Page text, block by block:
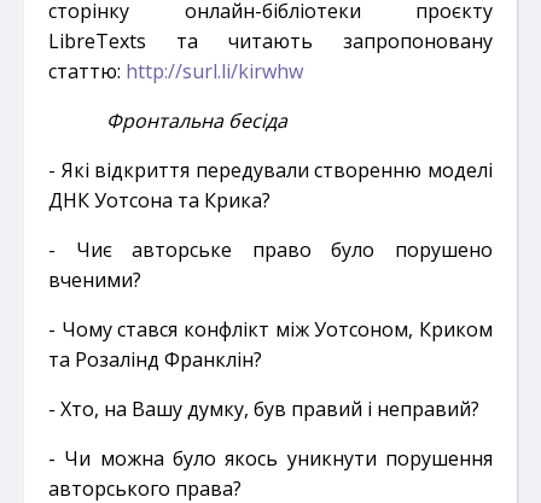
сторінку онлайн-бібліотеки проєкту
LibreTexts та читають запропоновану
статтю: http://surl.li/kirwhw
Фронтальна бесіда
- Які відкриття передували створенню моделі
ДНК Уотсона та Крика?
- Чиє авторське право було порушено
вченими?
- Чому стався конфлікт між Уотсоном, Криком
та Розалінд Франклін?
- Хто, на Вашу думку, був правий і неправий?
- Чи можна було якось уникнути порушення
авторського права?